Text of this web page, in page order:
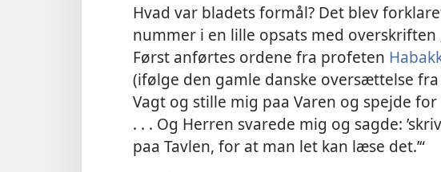
Hvad var bladets formål? Det blev
nummer i en lille opsats med overskriften
Først anførtes ordene fra profeten
(ifølge den gamle danske oversættelse fra
Vagt og stille mig paa Varen og spejde
. . . Og Herren svarede mig og sagde:
paa Tavlen, for at man let kan læse det.’“